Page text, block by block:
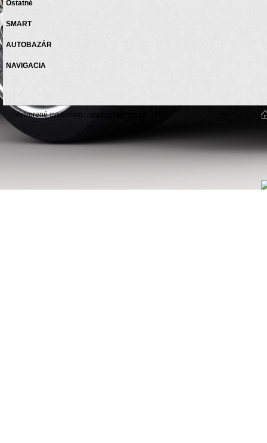
Ostatné
SMART
AUTOBAZÁR
NAVIGACIA
Vytvorené systémom www.webareal.sk